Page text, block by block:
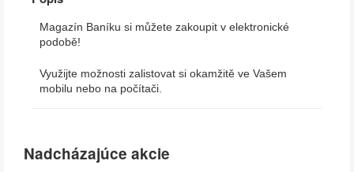
Magazín Baníku si můžete zakoupit v elektronické
podobě!
Využijte možnosti zalistovat si okamžitě ve Vašem
mobilu nebo na počítači.
Nadcházajúce akcie